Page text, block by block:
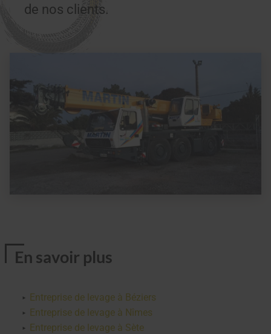
de nos clients.
En savoir plus
Entreprise de levage à Béziers
Entreprise de levage à Nîmes
Entreprise de levage à Sète